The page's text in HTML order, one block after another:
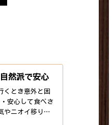
然派で安心
くとき意外と困
安心して食べさ
やニオイ移りが